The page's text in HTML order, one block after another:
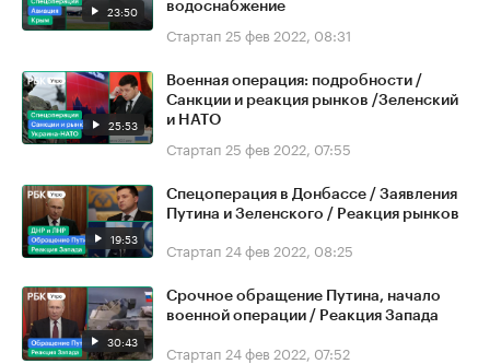
23:50
водоснабжение
Стартап 25 фев 2022, 08:31
25:53
Военная операция: подробности /
Санкции и реакция рынков /Зеленский
и НАТО
Стартап 25 фев 2022, 07:55
19:53
Спецоперация в Донбассе / Заявления
Путина и Зеленского / Реакция рынков
Стартап 24 фев 2022, 08:25
30:43
Срочное обращение Путина, начало
военной операции / Реакция Запада
Стартап 24 фев 2022, 07:52